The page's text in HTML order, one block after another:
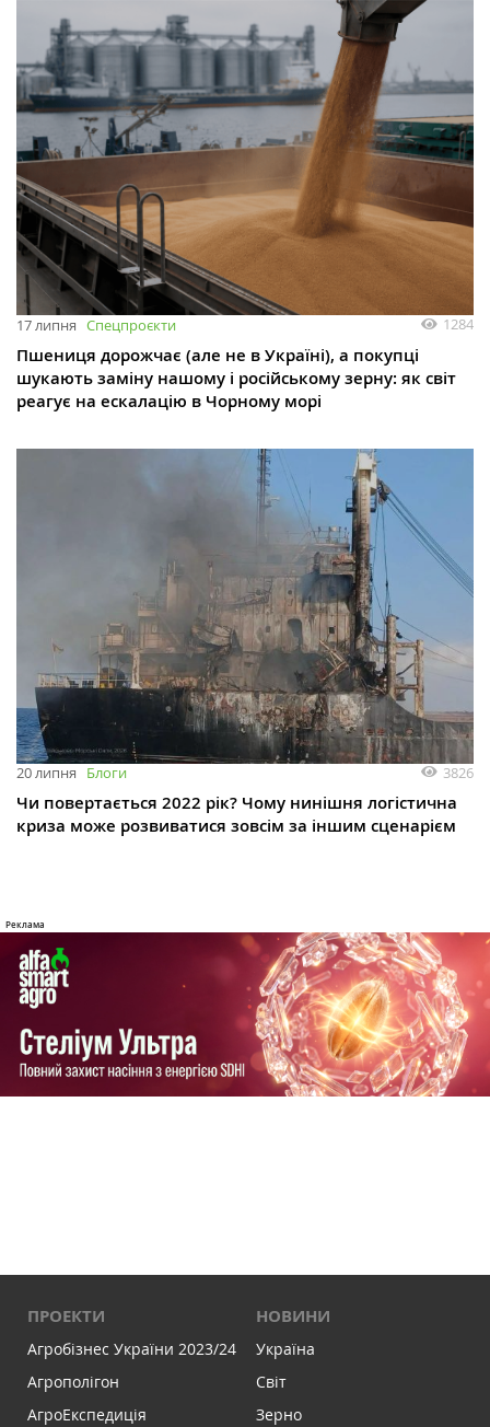
17 липня Спецпроєкти 1284
Пшениця дорожчає (але не в Україні), а покупці
шукають заміну нашому і російському зерну: як світ
реагує на ескалацію в Чорному морі
20 липня Блоги 3826
Чи повертається 2022 рік? Чому нинішня логістична
криза може розвиватися зовсім за іншим сценарієм
ПРОЕКТИ
Агробізнес України 2023/24
Агрополігон
АгроЕкспедиція
НОВИНИ
Україна
Світ
Зерно